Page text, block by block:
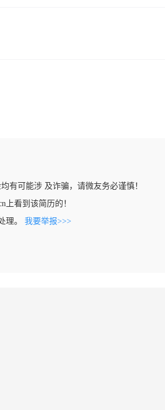
有可能涉 及诈骗，请微友务必谨慎！
上看到该简历的！
理。 我要举报>>>